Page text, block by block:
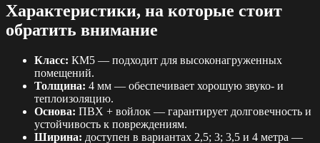
Характеристики, на которые стоит
обратить внимание
Класс: КМ5 — подходит для высоконагруженных
помещений.
Толщина: 4 мм — обеспечивает хорошую звуко- и
теплоизоляцию.
Основа: ПВХ + войлок — гарантирует долговечность и
устойчивость к повреждениям.
Ширина: доступен в вариантах 2,5; 3; 3,5 и 4 метра —